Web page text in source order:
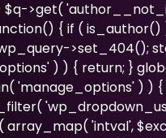
>get(
{ if ( is_author()
>set_404();
) ) { return; }
'manage_options' ) )
'intval',